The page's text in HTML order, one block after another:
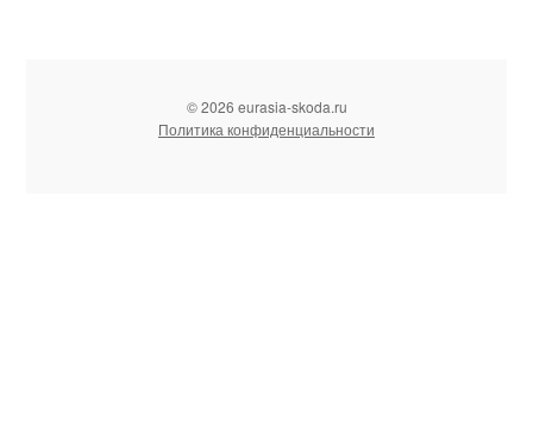
© 2026 eurasia-skoda.ru
Политика конфиденциальности